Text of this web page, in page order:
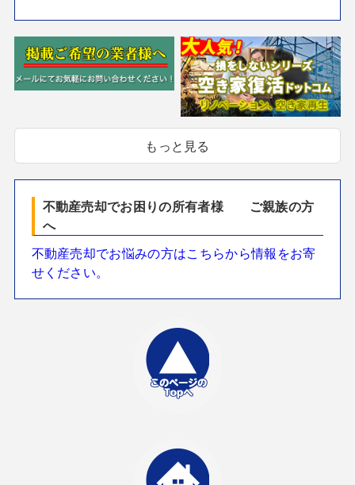
もっと見る
不動産売却でお困りの所有者様 ご親族の方
へ
不動産売却でお悩みの方はこちらから情報をお寄
せください。